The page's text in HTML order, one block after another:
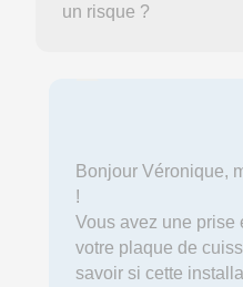
un risque ?
Bonjour Véronique,
!
Vous avez une prise
votre plaque de
savoir si cette